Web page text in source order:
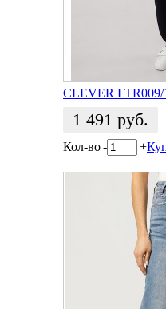
CLEVER
1 491 руб.
Кол-во- +